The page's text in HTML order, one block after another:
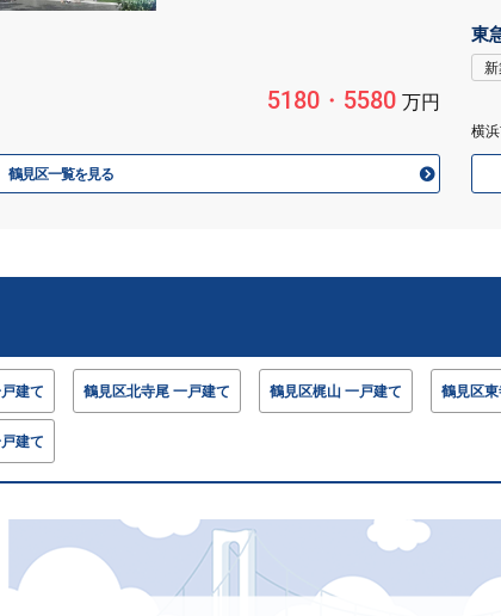
5180・5580万円
鶴見区一覧を見る
東
横
建て 鶴見区北寺尾 一戸建て 鶴見区梶山 一戸建て 鶴見区
建て